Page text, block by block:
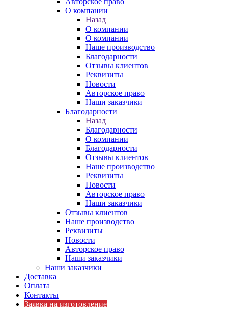
О компании
Назад
О компании
О компании
Наше производство
Благодарности
Отзывы клиентов
Реквизиты
Новости
Авторское право
Наши заказчики
Благодарности
Назад
Благодарности
О компании
Благодарности
Отзывы клиентов
Наше производство
Реквизиты
Новости
Авторское право
Наши заказчики
Отзывы клиентов
Наше производство
Реквизиты
Новости
Авторское право
Наши заказчики
Наши заказчики
Доставка
Оплата
Контакты
Заявка на изготовление